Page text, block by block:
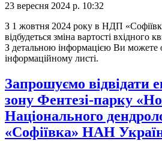
23 вересня 2024 р. 10:32
З 1 жовтня 2024 року в НДП
відбудеться зміна вартості вхідного
З детальною інформацією Ви можете
інформаційному листі.
Запрошуємо відвідати
зону Фентезі-парку
Національного
«Софіївка» НАН